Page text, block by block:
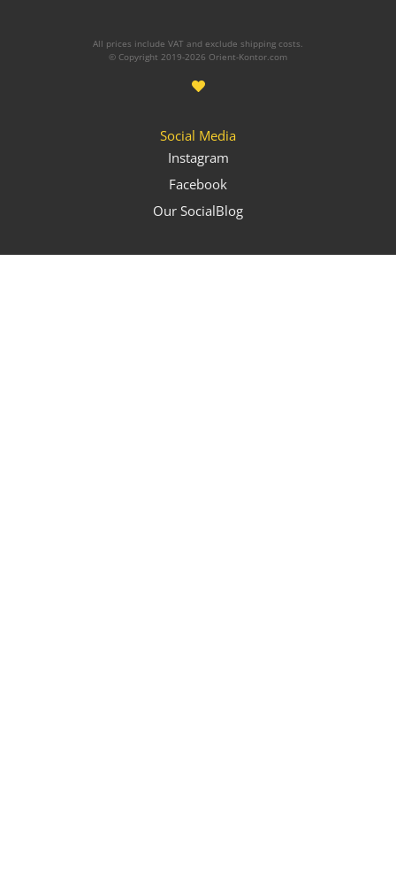
All prices include VAT and exclude shipping costs.
© Copyright 2019-2026 Orient-Kontor.com
Social Media
Instagram
Facebook
Our SocialBlog